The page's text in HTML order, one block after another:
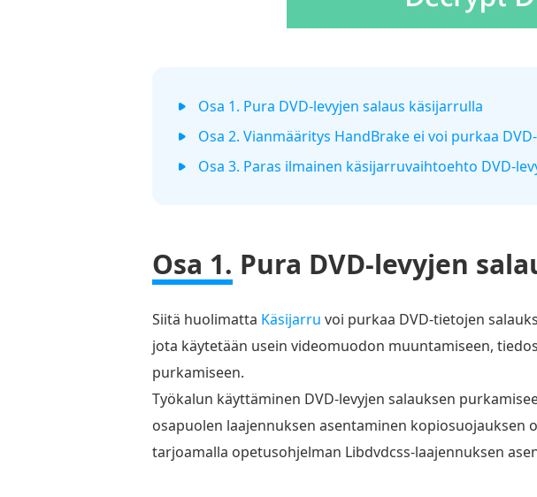
Osa 1. Pura DVD-levyjen salaus käsijarrulla
Osa 2. Vianmääritys HandBrake ei voi purkaa
Osa 3. Paras ilmainen käsijarruvaihtoehto DVD-
Osa 1. Pura DVD-levyjen
Siitä huolimatta Käsijarru voi purkaa DVD-tietojen
jota käytetään usein videomuodon muuntamiseen,
purkamiseen.
Työkalun käyttäminen DVD-levyjen salauksen
osapuolen laajennuksen asentaminen
tarjoamalla opetusohjelman Libdvdcss-laajennuksen